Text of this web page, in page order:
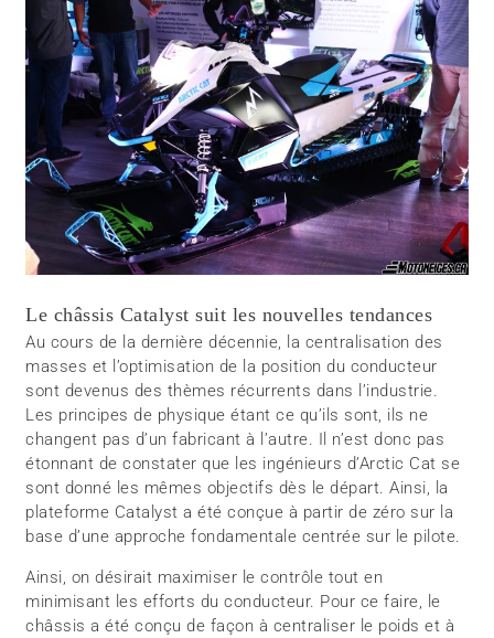
Le châssis Catalyst suit les nouvelles tendances
Au cours de la dernière décennie, la centralisation des
masses et l’optimisation de la position du conducteur
sont devenus des thèmes récurrents dans l’industrie.
Les principes de physique étant ce qu’ils sont, ils ne
changent pas d’un fabricant à l’autre. Il n’est donc pas
étonnant de constater que les ingénieurs d’Arctic Cat se
sont donné les mêmes objectifs dès le départ. Ainsi, la
plateforme Catalyst a été conçue à partir de zéro sur la
base d’une approche fondamentale centrée sur le pilote.
Ainsi, on désirait maximiser le contrôle tout en
minimisant les efforts du conducteur. Pour ce faire, le
châssis a été conçu de façon à centraliser le poids et à